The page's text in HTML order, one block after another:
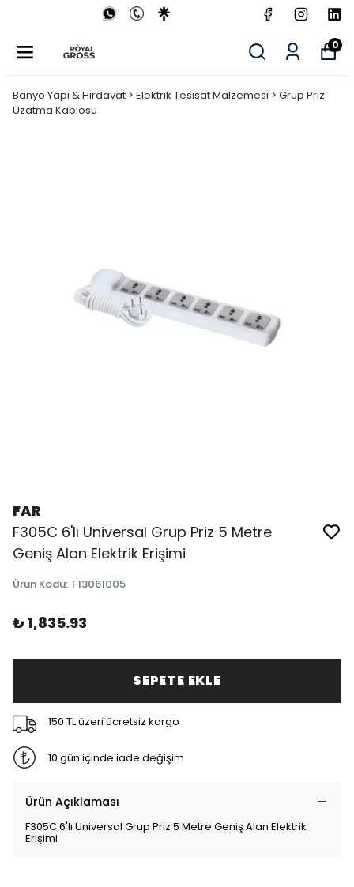
0
Banyo Yapı & Hırdavat > Elektrik Tesisat Malzemesi > Grup Priz
Uzatma Kablosu
FAR
F305C 6'lı Universal Grup Priz 5 Metre
Geniş Alan Elektrik Erişimi
Ürün Kodu: F13061005
₺ 1,835.93
SEPETE EKLE
150 TL üzeri ücretsiz kargo
10 gün içinde iade değişim
Ürün Açıklaması
F305C 6'lı Universal Grup Priz 5 Metre Geniş Alan Elektrik
Erişimi